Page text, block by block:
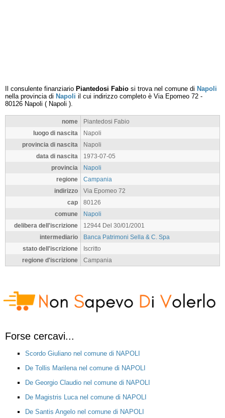
Il consulente finanziario Piantedosi Fabio si trova nel comune di Napoli
nella provincia di Napoli il cui indirizzo completo è Via Epomeo 72 -
80126 Napoli ( Napoli ).
nome
Piantedosi Fabio
luogo di nascita
Napoli
provincia di nascita
Napoli
data di nascita
1973-07-05
provincia
Napoli
regione
Campania
indirizzo
Via Epomeo 72
cap
80126
comune
Napoli
delibera dell'iscrizione
12944 Del 30/01/2001
intermediario
Banca Patrimoni Sella & C. Spa
stato dell'iscrizione
Iscritto
regione d'iscrizione
Campania
Forse cercavi...
Scordo Giuliano nel comune di NAPOLI
De Tollis Marilena nel comune di NAPOLI
De Georgio Claudio nel comune di NAPOLI
De Magistris Luca nel comune di NAPOLI
De Santis Angelo nel comune di NAPOLI